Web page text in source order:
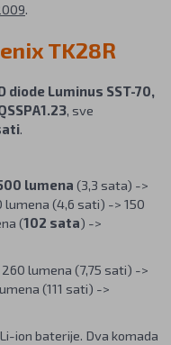
.
TK28R
diode Luminus SST-70,
, sve
.
lumena (3,3 sata) ->
(4,6 sati) -> 150
(102 sata) ->
lumena (7,75 sati) ->
(111 sati) ->
ion baterije. Dva komada